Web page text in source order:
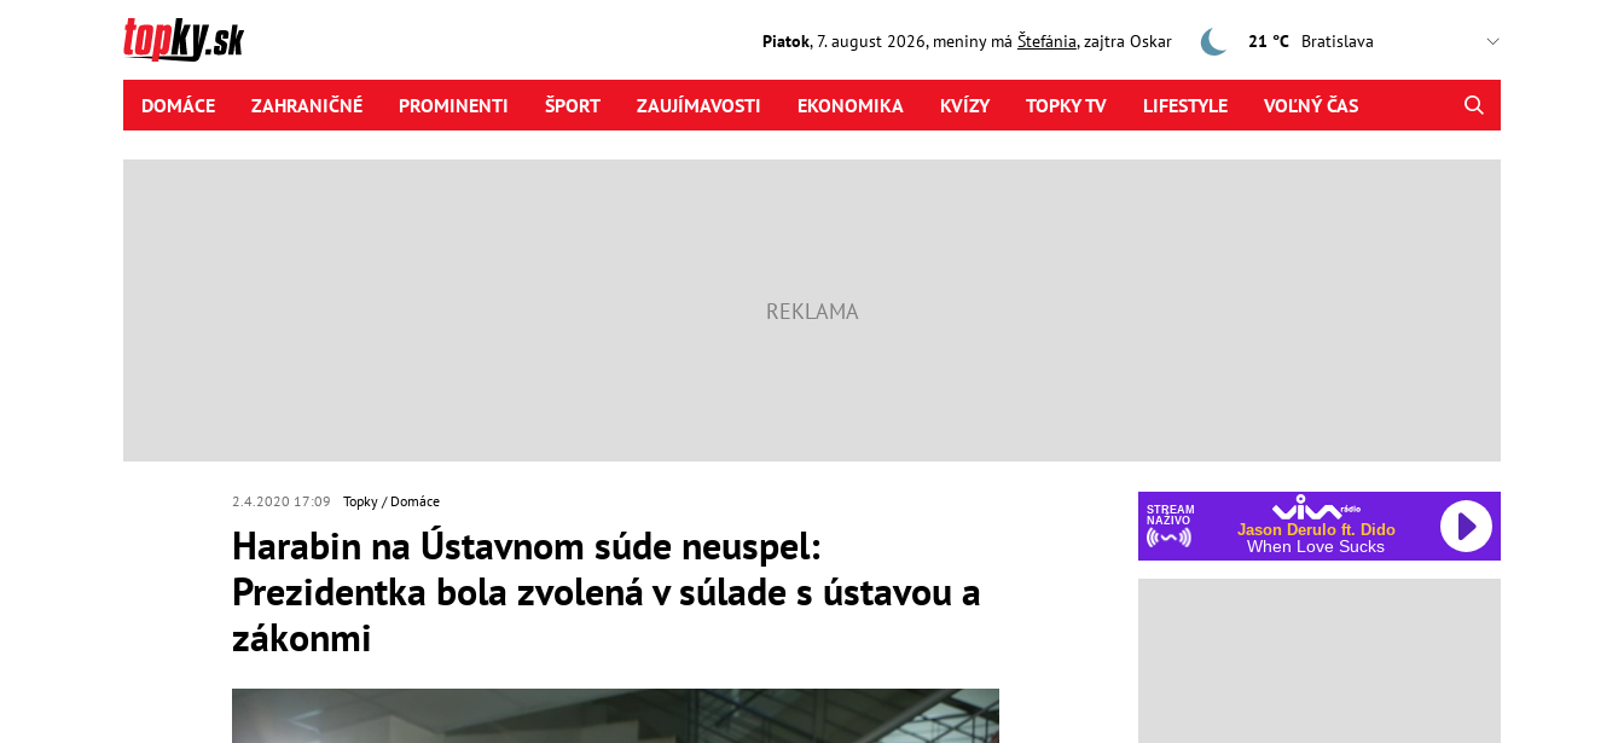
Piatok,7. august2026, meniny má Štefánia, zajtra Oskar 21 °C
DOMÁCE ZAHRANIČNÉ PROMINENTI ŠPORT ZAUJÍMAVOSTI EKONOMIKA KVÍZY TOPKY TV LIFESTYLE VOĽNÝ ČAS
2.4.2020 17:09 Topky Domáce
Harabin na Ústavnom súde neuspel:
Prezidentka bola zvolená v súlade s ústavou a
zákonmi
STREAM
NAŽIVO
Jason Derulo ft. Dido
When Love Sucks